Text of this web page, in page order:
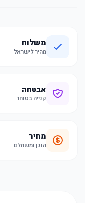
משלוח
מהיר לישראל
אבטחה
קנייה בטוחה
מחיר
הוגן ומשתלם